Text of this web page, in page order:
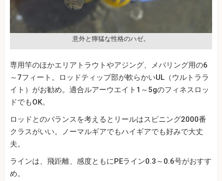
意外と獰猛な性格のハゼ。
専用竿のほかエリアトラウトやアジング、メバリング用の6
～7フィート。ロッドティップ部が軟らかいUL（ウルトララ
イト）がお勧め。適合ルアーウエイト1～5gのフィネスロッ
ドでもOK。
ロッドとのバランスを考えるとリールはスピニング2000番
クラスがいい。ノーマルギアでもハイギアでも好みで大丈
夫。
ラインは、飛距離、感度ともにPEライン0.3～0.6号がおすす
め。